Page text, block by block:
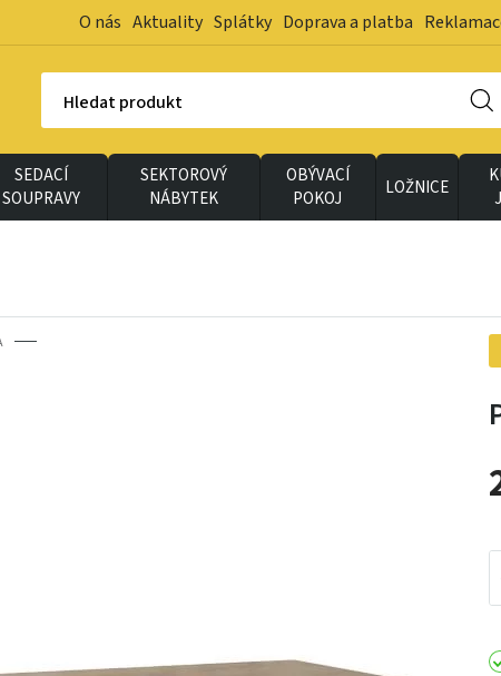
O nás Aktuality Splátky Doprava a platba
Hledat produkt
SEDACÍ
SOUPRAVY
SEKTOROVÝ
NÁBYTEK
OBÝVACÍ
POKOJ
LOŽNICE